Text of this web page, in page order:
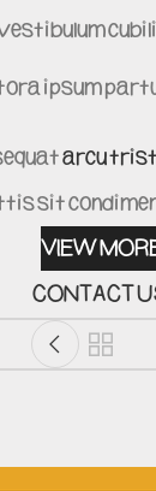
ipsum
arcu
sit
VIEW
CONTACT